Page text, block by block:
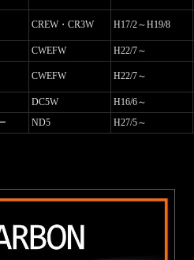
CREW・CR3W H17/2～H19/8
CWEFW H22/7～
CWEFW H22/7～
DC5W H16/6～
ND5 H27/5～